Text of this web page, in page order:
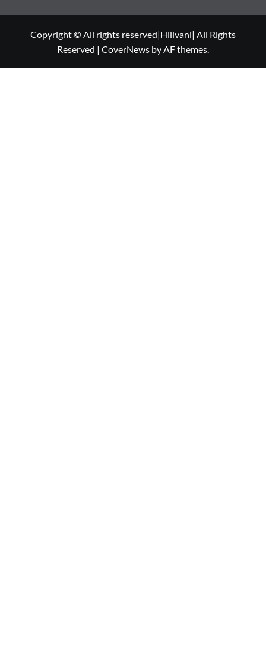
Copyright © All rights reserved|Hillvani| All Rights
Reserved | CoverNews by AF themes.